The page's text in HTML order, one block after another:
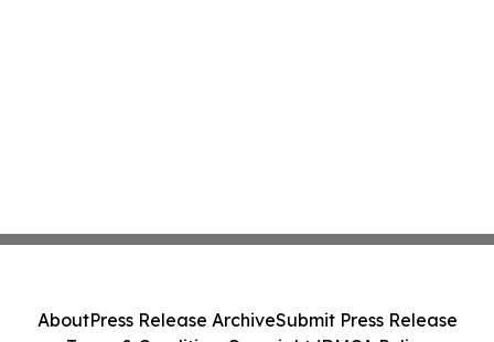
AboutPress Release ArchiveSubmit Press Release